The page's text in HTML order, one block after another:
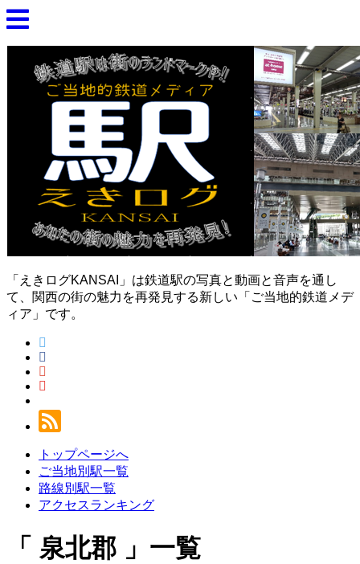
「えきログKANSAI」は鉄道駅の写真と動画と音声を通し
て、関西の街の魅力を再発見する新しい「ご当地的鉄道メデ
ィア」です。
トップページへ
ご当地別駅一覧
路線別駅一覧
アクセスランキング
泉北郡 一覧